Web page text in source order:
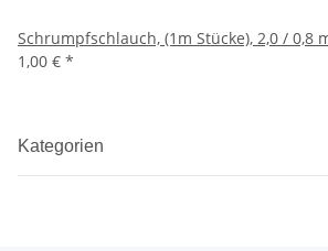
Schrumpfschlauch, (1m Stücke), 2,0 / 0,8
1,00 € *
Kategorien